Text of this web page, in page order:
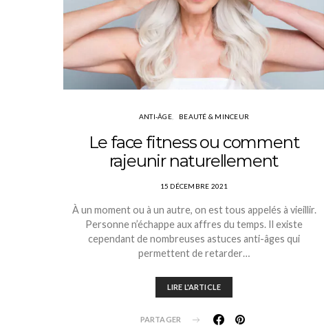
ANTI-ÂGE BEAUTÉ & MINCEUR
Le face fitness ou comment
rajeunir naturellement
15 DÉCEMBRE 2021
À un moment ou à un autre, on est tous appelés à vieillir.
Personne n’échappe aux affres du temps. Il existe
cependant de nombreuses astuces anti-âges qui
permettent de retarder…
LIRE L'ARTICLE
PARTAGER